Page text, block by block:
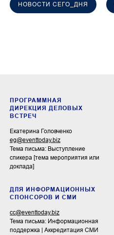
НОВОСТИ СЕГО_ДНЯ
ПРОГРАММНАЯ
ДИРЕКЦИЯ ДЕЛОВЫХ
ВСТРЕЧ
Екатерина Головченко
eg@eventtoday.biz
Тема письма: Выступление
спикера [тема мероприятия или
доклада]
ДЛЯ ИНФОРМАЦИОННЫХ
СПОНСОРОВ И СМИ
cc@eventtoday.biz
Тема письма: Информационная
поддержка | Аккредитация СМИ